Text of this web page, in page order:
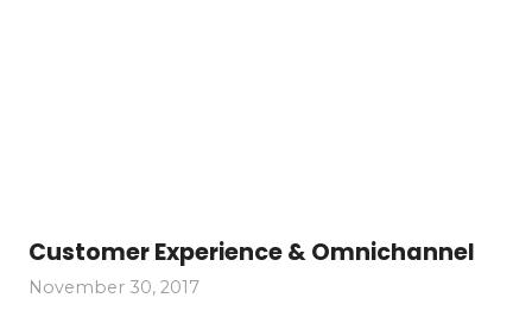
Customer Experience & Omnichannel
November 30, 2017